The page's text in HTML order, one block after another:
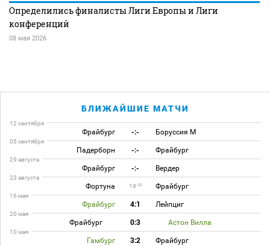
Определились финалисты Лиги Европы и Лиги
конференций
08 мая 2026
БЛИЖАЙШИЕ МАТЧИ
12 сентября
Фрайбург -:- Боруссия М
05 сентября
Падерборн -:- Фрайбург
29 августа
Фрайбург -:- Вердер
23 августа
Фортуна 19 00 Фрайбург
16 мая
Фрайбург 4:1 Лейпциг
20 мая
Фрайбург 0:3 Астон Вилла
10 мая
Гамбург 3:2 Фрайбург